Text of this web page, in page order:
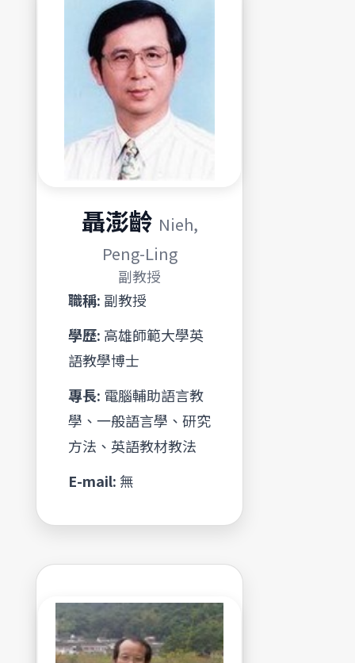
聶澎齡 Nieh,
Peng-Ling
副教授
職稱: 副教授
學歷: 高雄師範大學英
語教學博士
專長: 電腦輔助語言教
學、一般語言學、研究
方法、英語教材教法
E-mail: 無